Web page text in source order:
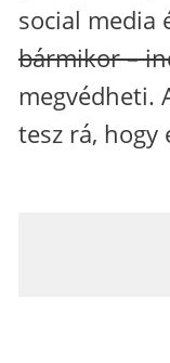
social media
bármikor –
megvédheti.
tesz rá, hogy